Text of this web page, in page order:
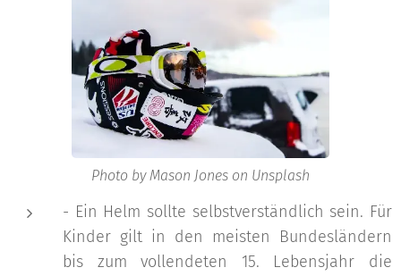
Photo by Mason Jones on Unsplash
- Ein Helm sollte selbstverständlich sein. Für
Kinder gilt in den meisten Bundesländern
bis zum vollendeten 15. Lebensjahr die